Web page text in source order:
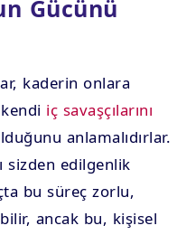
Gücünü
kaderin onlara
iç savaşçılarını
anlamalıdırlar.
sizden edilgenlik
bu süreç zorlu,
ancak bu, kişisel